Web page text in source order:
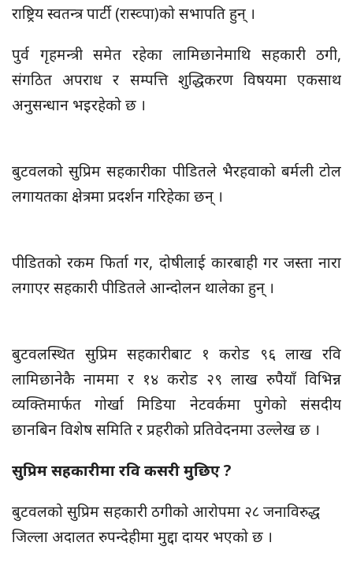
राष्ट्रिय स्वतन्त्र पार्टी (रास्व्पा)को सभापति हुन् ।
पुर्व गृहमन्त्री समेत रहेका लामिछानेमाथि सहकारी ठगी,
संगठित अपराध र सम्पत्ति शुद्धिकरण विषयमा एकसाथ
अनुसन्धान भइरहेको छ ।
बुटवलको सुप्रिम सहकारीका पीडितले भैरहवाको बर्मली टोल
लगायतका क्षेत्रमा प्रदर्शन गरिहेका छन् ।
पीडितको रकम फिर्ता गर, दोषीलाई कारबाही गर जस्ता नारा
लगाएर सहकारी पीडितले आन्दोलन थालेका हुन् ।
बुटवलस्थित सुप्रिम सहकारीबाट १ करोड ९६ लाख रवि
लामिछानेकै नाममा र १४ करोड २९ लाख रुपैयाँ विभिन्न
व्यक्तिमार्फत गोर्खा मिडिया नेटवर्कमा पुगेको संसदीय
छानबिन विशेष समिति र प्रहरीको प्रतिवेदनमा उल्लेख छ ।
सुप्रिम सहकारीमा रवि कसरी मुछिए ?
बुटवलको सुप्रिम सहकारी ठगीको आरोपमा २८ जनाविरुद्ध
जिल्ला अदालत रुपन्देहीमा मुद्दा दायर भएको छ ।